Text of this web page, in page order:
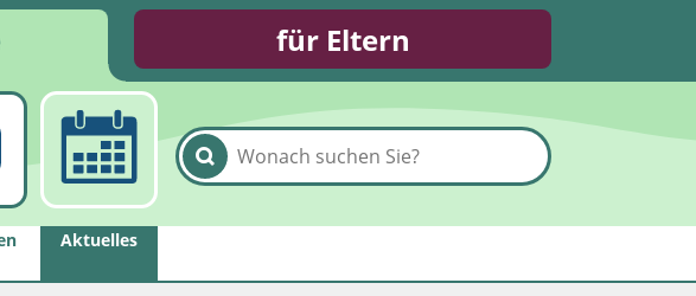
für Eltern
Aktuelles